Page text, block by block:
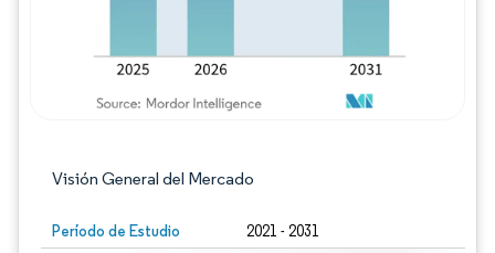
Visión General del Mercado
Período de Estudio 2021 - 2031